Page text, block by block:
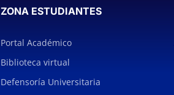
ZONA ESTUDIANTES
Portal Académico
Biblioteca virtual
Defensoría Universitaria